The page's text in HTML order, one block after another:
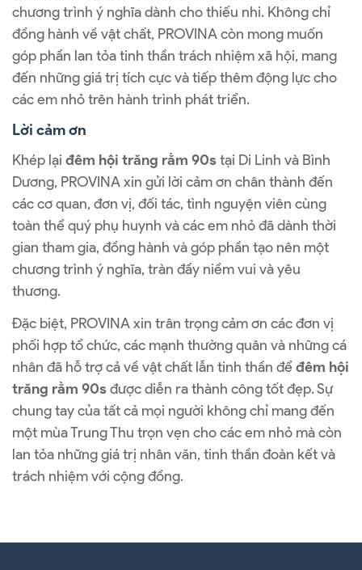
chương trình ý nghĩa dành cho thiếu nhi. Không chỉ
đồng hành về vật chất, PROVINA còn mong muốn
góp phần lan tỏa tinh thần trách nhiệm xã hội, mang
đến những giá trị tích cực và tiếp thêm động lực cho
các em nhỏ trên hành trình phát triển.
Lời cảm ơn
Khép lại đêm hội trăng rằm 90stại Di Linh và Bình
Dương, PROVINA xin gửi lời cảm ơn chân thành đến
các cơ quan, đơn vị, đối tác, tình nguyện viên cùng
toàn thể quý phụ huynh và các em nhỏ đã dành thời
gian tham gia, đồng hành và góp phần tạo nên một
chương trình ý nghĩa, tràn đầy niềm vui và yêu
thương.
Đặc biệt, PROVINA xin trân trọng cảm ơn các đơn vị
phối hợp tổ chức, các mạnh thường quân và những cá
nhân đã hỗ trợ cả về vật chất lẫn tinh thần đểđêm hội
trăng rằm 90sđược diễn ra thành công tốt đẹp. Sự
chung tay của tất cả mọi người không chỉ mang đến
một mùa Trung Thu trọn vẹn cho các em nhỏ mà còn
lan tỏa những giá trị nhân văn, tinh thần đoàn kết và
trách nhiệm với cộng đồng.